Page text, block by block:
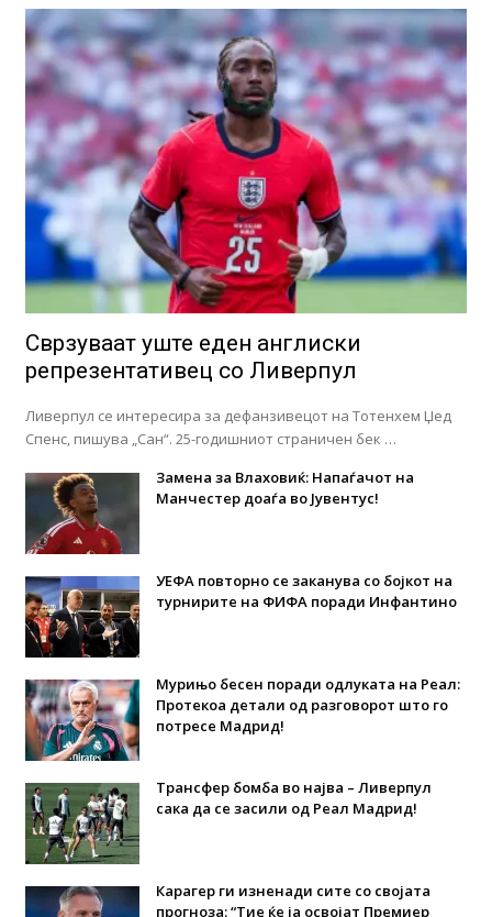
Сврзуваат уште еден англиски
репрезентативец со Ливерпул
Ливерпул се интересира за дефанзивецот на Тотенхем Џед
Спенс, пишува „Сан“. 25-годишниот страничен бек …
Замена за Влаховиќ: Напаѓачот на
Манчестер доаѓа во Јувентус!
УЕФА повторно се заканува со бојкот на
турнирите на ФИФА поради Инфантино
Мурињо бесен поради одлуката на Реал:
Протекоа детали од разговорот што го
потресе Мадрид!
Трансфер бомба во најва – Ливерпул
сака да се засили од Реал Мадрид!
Карагер ги изненади сите со својата
прогноза: “Тие ќе ја освојат Премиер